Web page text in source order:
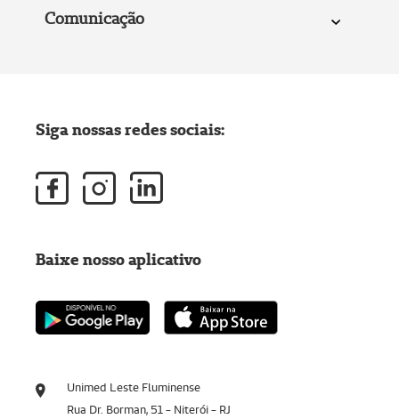
Comunicação
Unimed Leste Fluminense
Rua Dr. Borman, 51 - Niterói - RJ
Siga nossas redes sociais:
Baixe nosso aplicativo